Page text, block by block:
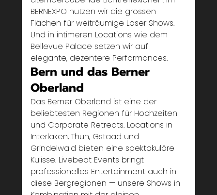
BERNEXPO nutzen wir die grossen
Flächen für weiträumige Laser Shows.
Und in intimeren Locations wie dem
Bellevue Palace setzen wir auf
elegante, dezentere Performances.
Bern und das Berner
Oberland
Das Berner Oberland ist eine der
beliebtesten Regionen für Hochzeiten
und Corporate Retreats. Locations in
Interlaken, Thun, Gstaad und
Grindelwald bieten eine spektakuläre
Kulisse. Livebeat Events bringt
professionelles Entertainment auch in
diese Bergregionen — unsere Shows in